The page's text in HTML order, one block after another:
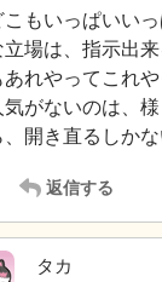
もいっぱいいっ
立場は、指示出
れやってこれ
気がないのは、
開き直るしかな
返信する
タカ